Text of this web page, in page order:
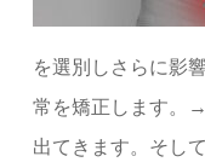
を選別しさらに影
常を矯正します。
出てきます。そし